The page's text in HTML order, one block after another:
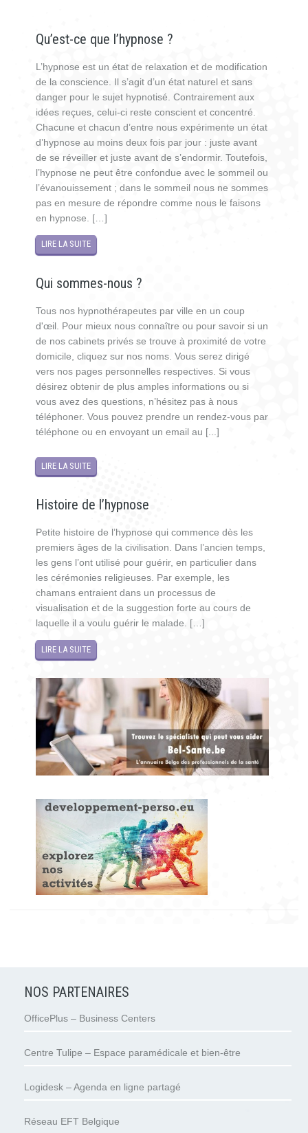
Qu’est-ce que l’hypnose ?
L’hypnose est un état de relaxation et de modification
de la conscience. Il s’agit d’un état naturel et sans
danger pour le sujet hypnotisé. Contrairement aux
idées reçues, celui-ci reste conscient et concentré.
Chacune et chacun d’entre nous expérimente un état
d’hypnose au moins deux fois par jour : juste avant
de se réveiller et juste avant de s’endormir. Toutefois,
l’hypnose ne peut être confondue avec le sommeil ou
l’évanouissement ; dans le sommeil nous ne sommes
pas en mesure de répondre comme nous le faisons
en hypnose. […]
LIRE LA SUITE
Qui sommes-nous ?
Tous nos hypnothérapeutes par ville en un coup
d'œil. Pour mieux nous connaître ou pour savoir si un
de nos cabinets privés se trouve à proximité de votre
domicile, cliquez sur nos noms. Vous serez dirigé
vers nos pages personnelles respectives. Si vous
désirez obtenir de plus amples informations ou si
vous avez des questions, n’hésitez pas à nous
téléphoner. Vous pouvez prendre un rendez-vous par
téléphone ou en envoyant un email au [...]
LIRE LA SUITE
Histoire de l’hypnose
Petite histoire de l’hypnose qui commence dès les
premiers âges de la civilisation. Dans l’ancien temps,
les gens l’ont utilisé pour guérir, en particulier dans
les cérémonies religieuses. Par exemple, les
chamans entraient dans un processus de
visualisation et de la suggestion forte au cours de
laquelle il a voulu guérir le malade. […]
LIRE LA SUITE
NOS PARTENAIRES
OfficePlus – Business Centers
Centre Tulipe – Espace paramédicale et bien-être
Logidesk – Agenda en ligne partagé
Réseau EFT Belgique